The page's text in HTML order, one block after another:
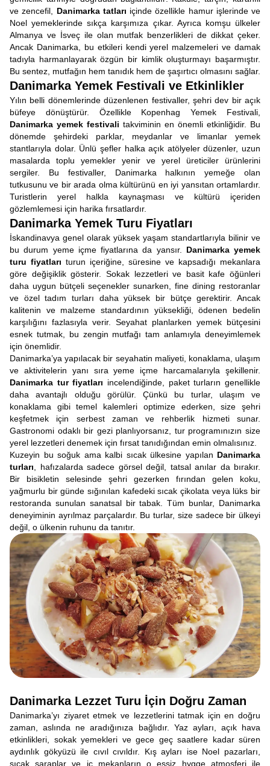
ve zencefil, Danimarka tatları içinde özellikle hamur işlerinde ve
Noel yemeklerinde sıkça karşımıza çıkar. Ayrıca komşu ülkeler
Almanya ve İsveç ile olan mutfak benzerlikleri de dikkat çeker.
Ancak Danimarka, bu etkileri kendi yerel malzemeleri ve damak
tadıyla harmanlayarak özgün bir kimlik oluşturmayı başarmıştır.
Bu sentez, mutfağın hem tanıdık hem de şaşırtıcı olmasını sağlar.
Danimarka Yemek Festivali ve Etkinlikler
Yılın belli dönemlerinde düzenlenen festivaller, şehri dev bir açık
büfeye dönüştürür. Özellikle Kopenhag Yemek Festivali,
Danimarka yemek festivali takviminin en önemli etkinliğidir. Bu
dönemde şehirdeki parklar, meydanlar ve limanlar yemek
stantlarıyla dolar. Ünlü şefler halka açık atölyeler düzenler, uzun
masalarda toplu yemekler yenir ve yerel üreticiler ürünlerini
sergiler. Bu festivaller, Danimarka halkının yemeğe olan
tutkusunu ve bir arada olma kültürünü en iyi yansıtan ortamlardır.
Turistlerin yerel halkla kaynaşması ve kültürü içeriden
gözlemlemesi için harika fırsatlardır.
Danimarka Yemek Turu Fiyatları
İskandinavya genel olarak yüksek yaşam standartlarıyla bilinir ve
bu durum yeme içme fiyatlarına da yansır. Danimarka yemek
turu fiyatları turun içeriğine, süresine ve kapsadığı mekanlara
göre değişiklik gösterir. Sokak lezzetleri ve basit kafe öğünleri
daha uygun bütçeli seçenekler sunarken, fine dining restoranlar
ve özel tadım turları daha yüksek bir bütçe gerektirir. Ancak
kalitenin ve malzeme standardının yüksekliği, ödenen bedelin
karşılığını fazlasıyla verir. Seyahat planlarken yemek bütçesini
esnek tutmak, bu zengin mutfağı tam anlamıyla deneyimlemek
için önemlidir.
Danimarka’ya yapılacak bir seyahatin maliyeti, konaklama, ulaşım
ve aktivitelerin yanı sıra yeme içme harcamalarıyla şekillenir.
Danimarka tur fiyatları incelendiğinde, paket turların genellikle
daha avantajlı olduğu görülür. Çünkü bu turlar, ulaşım ve
konaklama gibi temel kalemleri optimize ederken, size şehri
keşfetmek için serbest zaman ve rehberlik hizmeti sunar.
Gastronomi odaklı bir gezi planlıyorsanız, tur programınızın size
yerel lezzetleri denemek için fırsat tanıdığından emin olmalısınız.
Kuzeyin bu soğuk ama kalbi sıcak ülkesine yapılan Danimarka
turları , hafızalarda sadece görsel değil, tatsal anılar da bırakır.
Bir bisikletin selesinde şehri gezerken fırından gelen koku,
yağmurlu bir günde sığınılan kafedeki sıcak çikolata veya lüks bir
restoranda sunulan sanatsal bir tabak. Tüm bunlar, Danimarka
deneyiminin ayrılmaz parçalardır. Bu turlar, size sadece bir ülkeyi
değil, o ülkenin ruhunu da tanıtır.
Danimarka Lezzet Turu İçin Doğru Zaman
Danimarka’yı ziyaret etmek ve lezzetlerini tatmak için en doğru
zaman, aslında ne aradığınıza bağlıdır. Yaz ayları, açık hava
etkinlikleri, sokak yemekleri ve gece geç saatlere kadar süren
aydınlık gökyüzü ile cıvıl cıvıldır. Kış ayları ise Noel pazarları,
sıcak şaraplar ve iç mekanların o eşsiz hygge atmosferi ile